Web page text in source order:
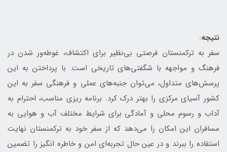
نتیجه:
سفر به ترکمنستان فرصتی بی‌نظیر برای اکتشاف، غوطه‌ور شدن در
فرهنگ و مواجهه با شگفتی‌های تاریخی است. با پرداختن به این
پرسش‌های متداول، می‌توان جنبه‌های عملی و فرهنگی سفر به این
کشور آسیای مرکزی را بهتر درک کرد. برنامه ریزی مناسب، احترام به
آداب و رسوم محلی و آمادگی برای شرایط مختلف آب و هوایی به
مسافران این امکان را می‌دهد که از سفر خود به ترکمنستان نهایت
استفاده را ببرند و در عین حال تجربه‌ای امن و خاطره انگیز را تضمین